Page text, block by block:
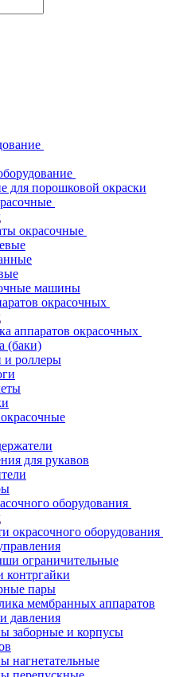
для порошковой окраски
окрасочные
машины
окрасочных
аппаратов окрасочных
(баки)
и роллеры
для рукавов
оборудования
окрасочного оборудования
ограничительные
контргайки
пары
мембранных аппаратов
давления
заборные и корпусы
нагнетательные